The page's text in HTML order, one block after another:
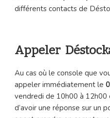
différents contacts de
Appeler
Au cas où le console que
appeler immédiatement le
vendredi de 10h00 à
d’avoir une réponse sur un